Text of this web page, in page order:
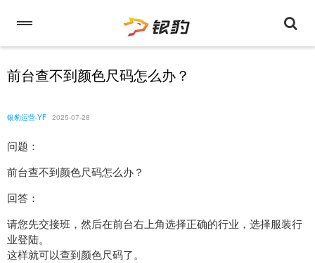
前台查不到颜色尺码怎么办？
银豹运营-YF 2025-07-28
问题：
前台查不到颜色尺码怎么办？
回答：
请您先交接班，然后在前台右上角选择正确的行业，选择服装行
业登陆。
这样就可以查到颜色尺码了。